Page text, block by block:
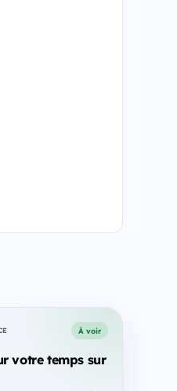
À voir
votre temps sur